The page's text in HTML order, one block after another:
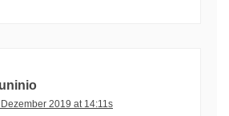
2019 at 14:11s